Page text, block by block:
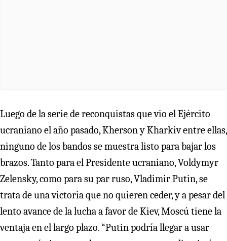
Luego de la serie de reconquistas que vio el Ejército
ucraniano el año pasado, Kherson y Kharkiv entre ellas,
ninguno de los bandos se muestra listo para bajar los
brazos. Tanto para el Presidente ucraniano, Voldymyr
Zelensky, como para su par ruso, Vladimir Putin, se
trata de una victoria que no quieren ceder, y a pesar del
lento avance de la lucha a favor de Kiev, Moscú tiene la
ventaja en el largo plazo. “Putin podría llegar a usar